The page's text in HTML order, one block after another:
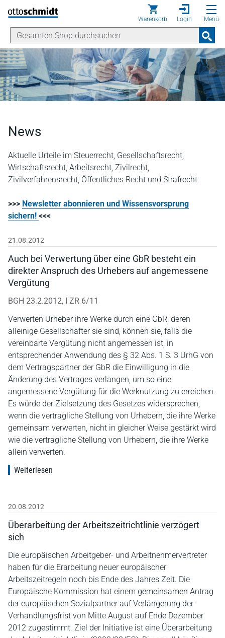
Direkt zum Inhalt
Warenkorb Login Menü
News
Aktuelle Urteile im Steuerrecht, Gesellschaftsrecht,
Wirtschaftsrecht, Arbeitsrecht, Zivilrecht,
Zivilverfahrensrecht, Öffentliches Recht und Strafrecht
>>> Newsletter abonnieren und Wissensvorsprung
sichern! <<<
21.08.2012
Auch bei Verwertung über eine GbR besteht ein
direkter Anspruch des Urhebers auf angemessene
Vergütung
BGH 23.2.2012, I ZR 6/11
Verwerten Urheber ihre Werke durch eine GbR, deren
alleinige Gesellschafter sie sind, können sie, falls die
vereinbarte Vergütung nicht angemessen ist, in
entsprechender Anwendung des § 32 Abs. 1 S. 3 UrhG von
dem Vertragspartner der GbR die Einwilligung in die
Änderung des Vertrages verlangen, um so eine
angemessene Vergütung für die Werknutzung zu erreichen.
Es würde der Zielsetzung des Gesetzes widersprechen,
wenn die vertragliche Stellung von Urhebern, die ihre Werke
gemeinsam verwerten, nicht in gleicher Weise gestärkt wird
wie die vertragliche Stellung von Urhebern, die ihre Werke
allein verwerten.
Weiterlesen
20.08.2012
Überarbeitung der Arbeitszeitrichtlinie verzögert
sich
Die europäischen Arbeitgeber- und Arbeitnehmervertreter
haben für die Erarbeitung neuer europäischer
Arbeitszeitregeln noch bis Ende des Jahres Zeit. Die
Europäische Kommission hat einem gemeinsamen Antrag
der europäischen Sozialpartner auf Verlängerung der
Verhandlungsfrist von Mitte August auf Ende Dezember
2012 zugestimmt. Ziel der Initiative ist eine Überarbeitung